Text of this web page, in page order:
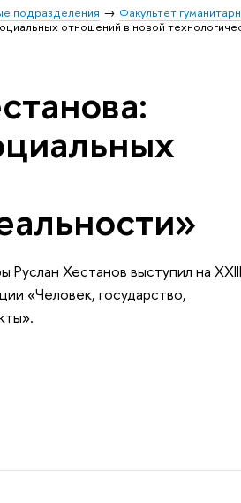
подразделения Факультет
отношений в новой
Хестанов выступил на XXIII
«Человек, государство,